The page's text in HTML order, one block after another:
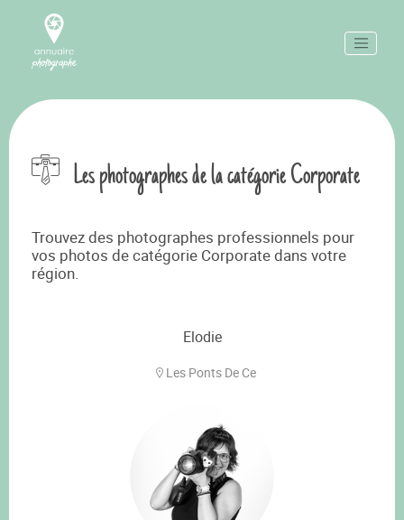
Les photographes de la catégorie Corporate
Trouvez des photographes professionnels pour
vos photos de catégorie Corporate dans votre
région.
Elodie
Les Ponts De Ce